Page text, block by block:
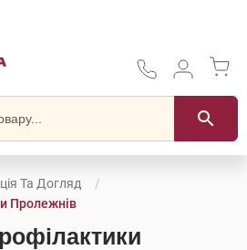
Та Догляд
Пролежнів